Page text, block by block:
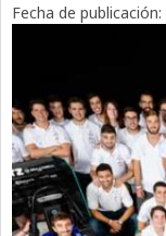
Fecha de publicación: